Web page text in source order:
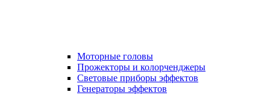
Моторные головы
Прожекторы и колорченджеры
Световые приборы эффектов
Генераторы эффектов